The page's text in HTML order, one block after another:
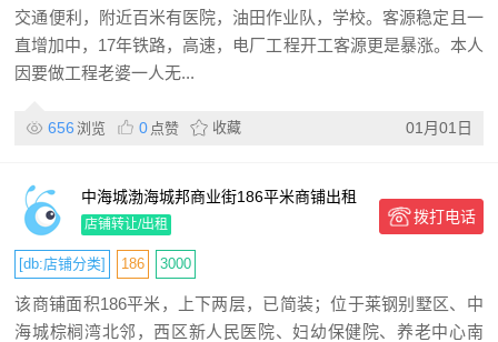
交通便利，附近百米有医院，油田作业队，学校。客源稳定且一
直增加中，17年铁路，高速，电厂工程开工客源更是暴涨。本人
因要做工程老婆一人无...
656 浏览 0 点赞 收藏 01月01日
中海城渤海城邦商业街186平米商铺出租
店铺转让/出租 拨打电话
[db:店铺分类] 186 3000
该商铺面积186平米，上下两层，已简装；位于莱钢别墅区、中
海城棕榈湾北邻，西区新人民医院、妇幼保健院、养老中心南